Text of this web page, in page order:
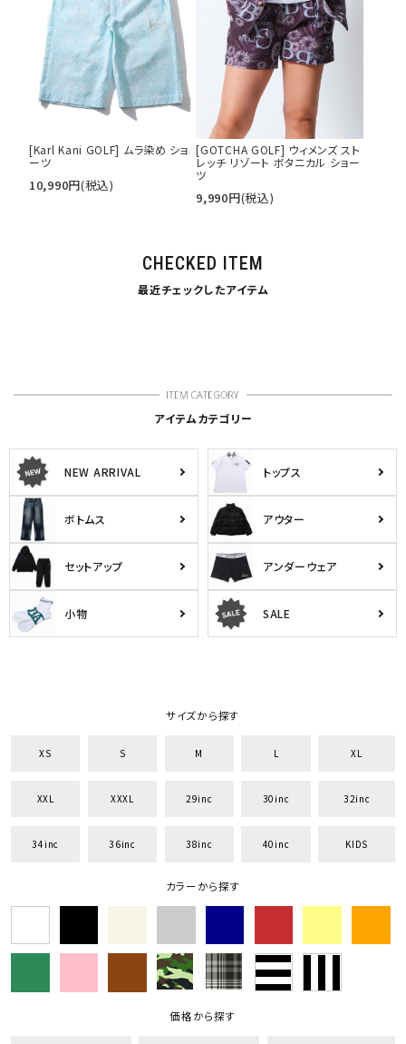
[Karl Kani GOLF] ムラ染め ショ
ーツ
10,990円(税込)
[GOTCHA GOLF] ウィメンズ スト
レッチ リゾート ボタニカル ショー
ツ
9,990円(税込)
CHECKED ITEM
最近チェックしたアイテム
アイテムカテゴリー
NEW ARRIVAL トップス
ボトムス アウター
セットアップ アンダーウェア
小物 SALE
サイズから探す
XS S M L XL
XXL XXXL 29inc 30inc 32inc
34inc 36inc 38inc 40inc KIDS
カラーから探す
価格から探す